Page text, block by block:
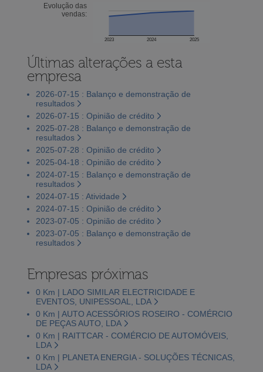
Evolução das
vendas:
2023 2024 2025
Últimas alterações a esta
empresa
2026-07-15 : Balanço e demonstração de
resultados
2026-07-15 : Opinião de crédito
2025-07-28 : Balanço e demonstração de
resultados
2025-07-28 : Opinião de crédito
2025-04-18 : Opinião de crédito
2024-07-15 : Balanço e demonstração de
resultados
2024-07-15 : Atividade
2024-07-15 : Opinião de crédito
2023-07-05 : Opinião de crédito
2023-07-05 : Balanço e demonstração de
resultados
Empresas próximas
0 Km | LADO SIMILAR ELECTRICIDADE E
EVENTOS, UNIPESSOAL, LDA
0 Km | AUTO ACESSÓRIOS ROSEIRO - COMÉRCIO
DE PEÇAS AUTO, LDA
0 Km | RAITTCAR - COMÉRCIO DE AUTOMÓVEIS,
LDA
0 Km | PLANETA ENERGIA - SOLUÇÕES TÉCNICAS,
LDA